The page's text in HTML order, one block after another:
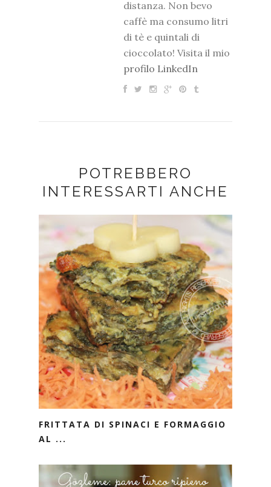
distanza. Non bevo
caffè ma consumo litri
di tè e quintali di
cioccolato! Visita il mio
profilo LinkedIn
POTREBBERO
INTERESSARTI ANCHE
FRITTATA DI SPINACI E FORMAGGIO
AL ...